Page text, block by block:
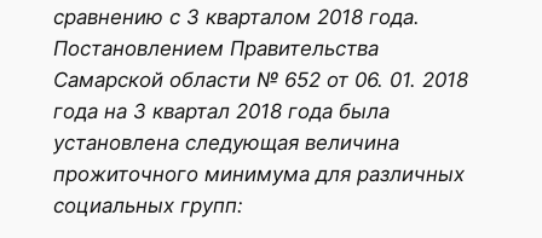
сравнению с 3 кварталом 2018 года.
Постановлением Правительства
Самарской области № 652 от 06. 01. 2018
года на 3 квартал 2018 года была
установлена следующая величина
прожиточного минимума для различных
социальных групп: